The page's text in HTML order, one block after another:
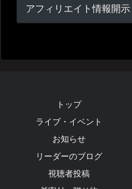
アフィリエイト情報開示
トップ
ライブ・イベント
お知らせ
リーダーのブログ
視聴者投稿